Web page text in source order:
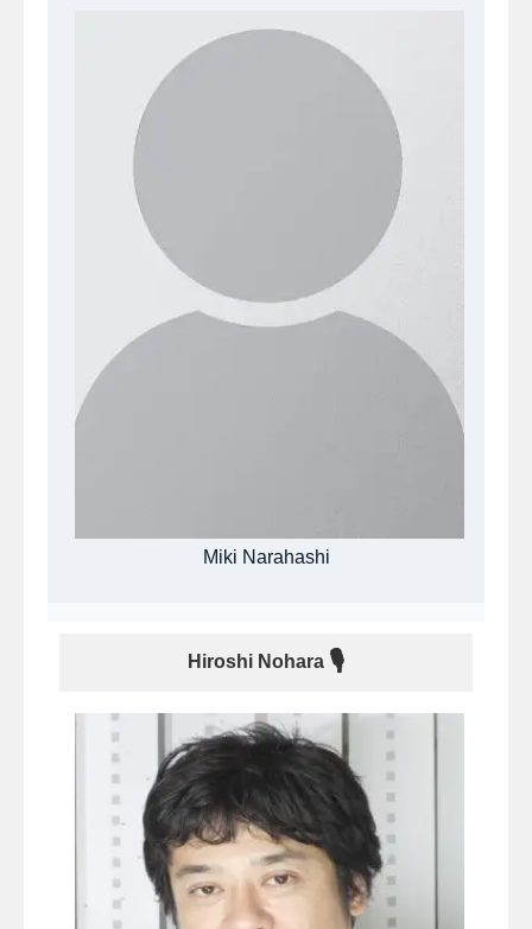
Miki Narahashi
Hiroshi Nohara 🎙